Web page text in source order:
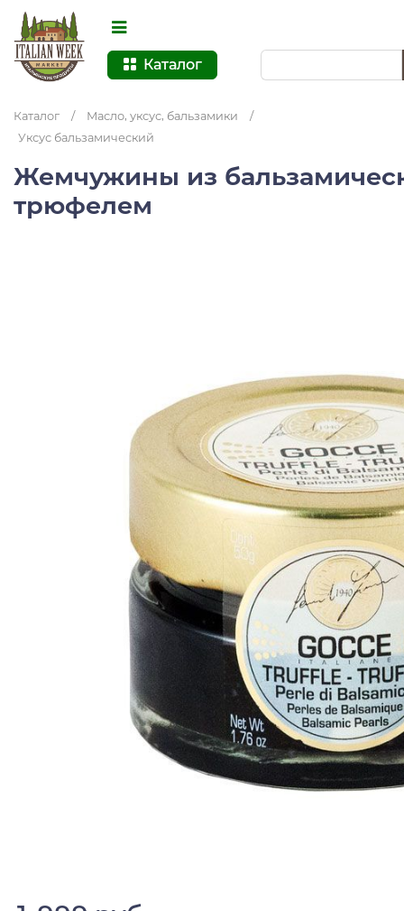
Каталог
Каталог / Масло, уксус, бальзамики
/
Уксус бальзамический
Жемчужины из
трюфелем